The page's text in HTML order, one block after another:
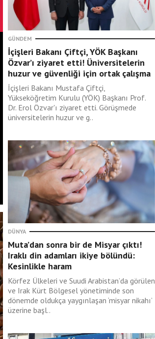
GÜNDEM
İçişleri Bakanı Çiftçi, YÖK Başkanı
Özvar’ı ziyaret etti! Üniversitelerin
huzur ve güvenliği için ortak çalışma
İçişleri Bakanı Mustafa Çiftçi,
Yükseköğretim Kurulu (YÖK) Başkanı Prof.
Dr. Erol Özvar'ı ziyaret etti. Görüşmede
üniversitelerin huzur ve g..
DÜNYA
Muta’dan sonra bir de Misyar çıktı!
Iraklı din adamları ikiye bölündü:
Kesinlikle haram
Körfez Ülkeleri ve Suudi Arabistan’da görülen
ve Irak Kürt Bölgesel yönetiminde son
dönemde oldukça yaygınlaşan ‘misyar nikahı’
üzerine başl..